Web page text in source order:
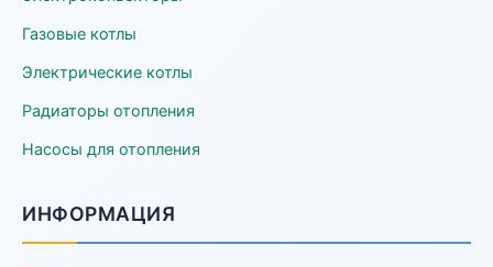
Газовые котлы
Электрические котлы
Радиаторы отопления
Насосы для отопления
ИНФОРМАЦИЯ